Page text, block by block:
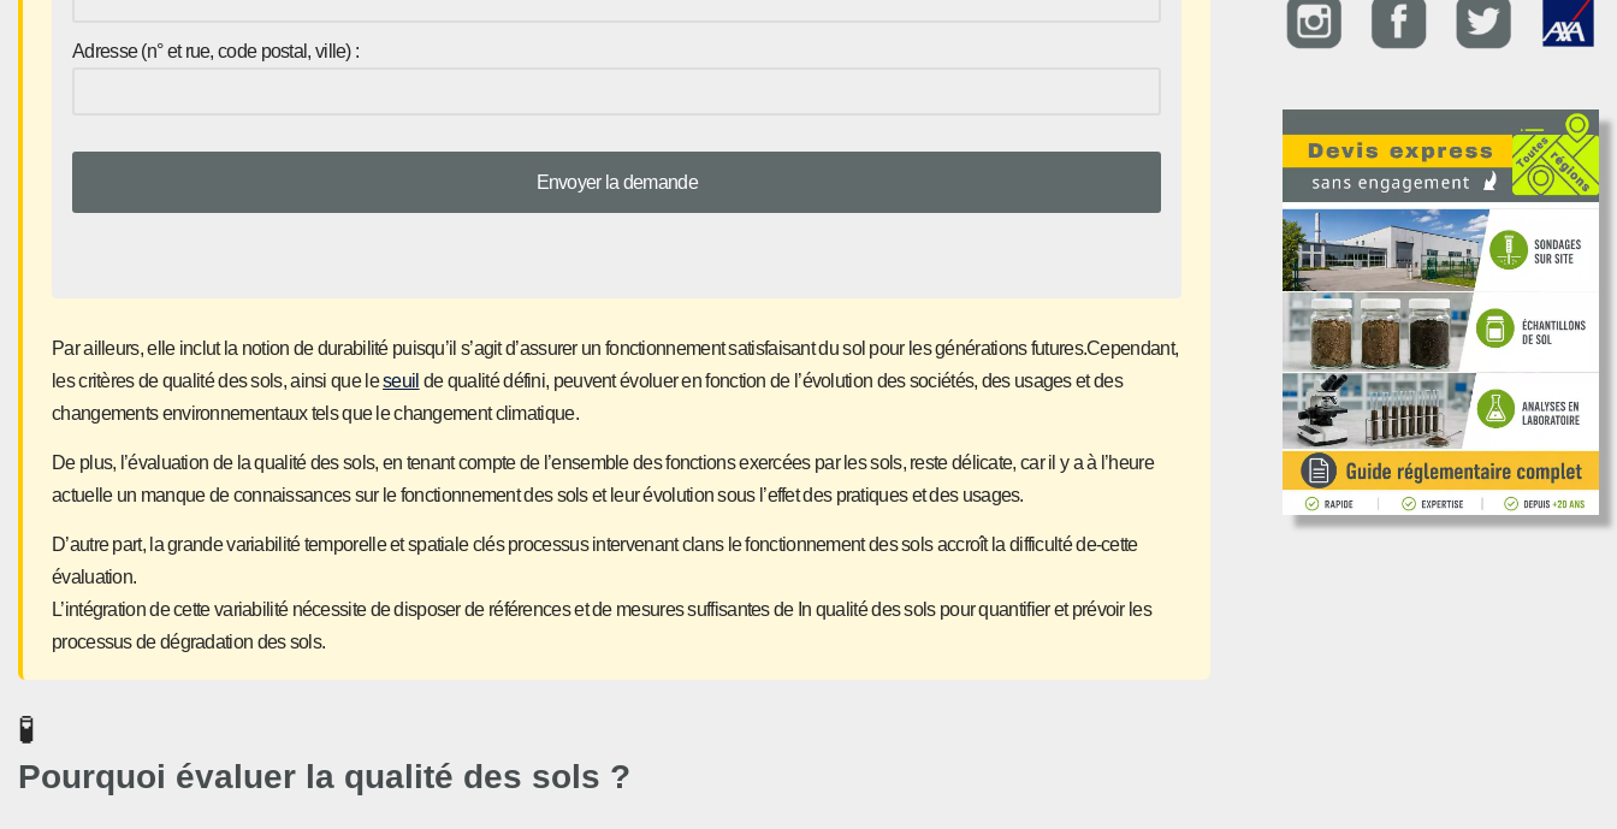
Adresse (n° et rue, code postal, ville) :
Par ailleurs, elle inclut la notion de durabilité puisqu’il s’agit d’assurer un fonctionnement satisfaisant du sol pour les générations futures.Cependant,
les critères de qualité des sols, ainsi que leseuil de qualité défini, peuvent évoluer en fonction de l’évolution des sociétés, des usages et des
changements environnementaux tels que le changement climatique.
De plus, l’évaluation de la qualité des sols, en tenant compte de l’ensemble des fonctions exercées par les sols, reste délicate, car il y a à l’heure
actuelle un manque de connaissances sur le fonctionnement des sols et leur évolution sous l’effet des pratiques et des usages.
D’autre part, la grande variabilité temporelle et spatiale clés processus intervenant clans le fonctionnement des sols accroît la difficulté de-cette
évaluation.
L’intégration de cette variabilité nécessite de disposer de références et de mesures suffisantes de In qualité des sols pour quantifier et prévoir les
processus de dégradation des sols.
🧪
Pourquoi évaluer la qualité des sols ?